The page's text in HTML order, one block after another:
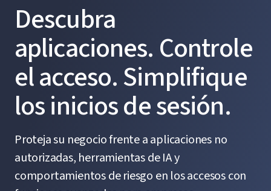
Descubra
aplicaciones. Controle
el acceso. Simplifique
los inicios de sesión.
Proteja su negocio frente a aplicaciones no
autorizadas, herramientas de IA y
comportamientos de riesgo en los accesos con